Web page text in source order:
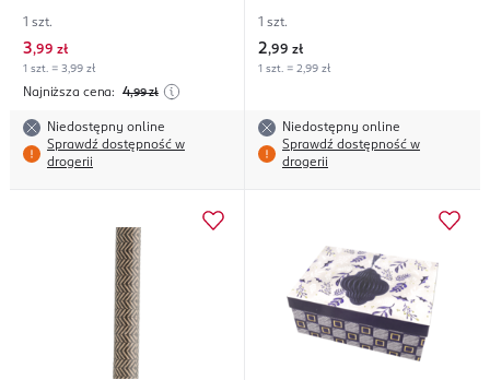
1 szt.
3,99 zł
1 szt. = 3,99 zł
Najniższa cena: 4,99 zł
Niedostępny online
Sprawdź dostępność w
drogerii
1 szt.
2,99 zł
1 szt. = 2,99 zł
Niedostępny online
Sprawdź dostępność w
drogerii